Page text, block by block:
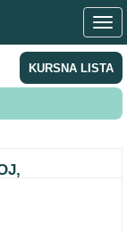
KURSNA LISTA